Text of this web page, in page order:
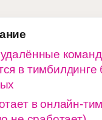
в тимбилдинге
в онлайн-